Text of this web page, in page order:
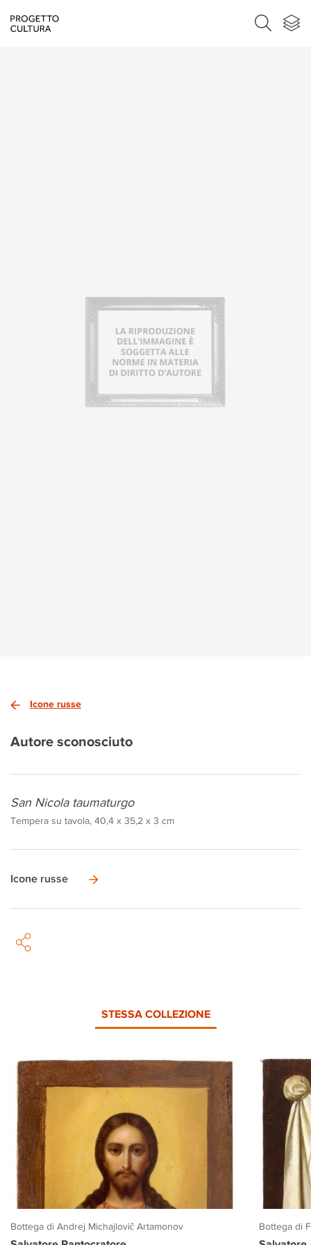
Icone russe
Autore sconosciuto
San Nicola taumaturgo
Tempera su tavola, 40,4 x 35,2 x 3 cm
Icone russe
STESSA COLLEZIONE
Bottega di Andrej Michajlovič Artamonov Bottega di